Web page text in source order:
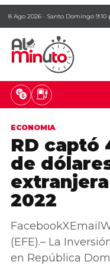
8 Ago 2026 · Santo Domingo 9:10
ECONOMIA
RD captó
de
2022
(EFE).– La
en República